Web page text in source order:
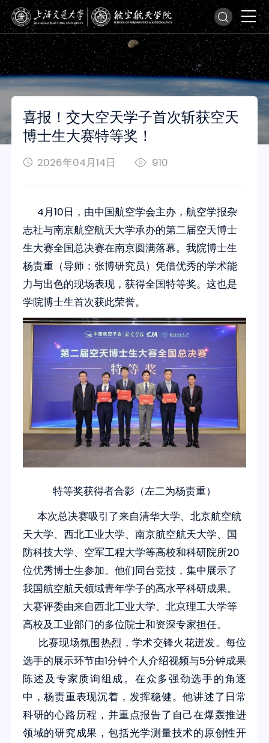
喜报！交大空天学子首次斩获空天
博士生大赛特等奖！
2026年04月14日 910
4月10日，由中国航空学会主办，航空学报杂
志社与南京航空航天大学承办的第二届空天博士
生大赛全国总决赛在南京圆满落幕。 我院博士生
杨责重（导师：张博研究员）凭借优秀的学术能
力与出色的现场表现，获得全国特等奖。 这也是
学院博士生首次获此荣誉。
特等奖获得者合影（左二为杨责重）
本次总决赛吸引了来自清华大学、北京航空航
天大学、西北工业大学、南京航空航天大学、国
防科技大学、空军工程大学等高校和科研院所20
位优秀博士生参加。他们同台竞技，集中展示了
我国航空航天领域青年学子的高水平科研成果。
大赛评委由来自西北工业大学、北京理工大学等
高校及工业部门的多位院士和资深专家担任。
比赛现场氛围热烈，学术交锋火花迸发。每位
选手的展示环节由1分钟个人介绍视频与5分钟成果
陈述及专家质询组成。在众多强劲选手的角逐
中，杨责重表现沉着，发挥稳健。他讲述了日常
科研的心路历程，并重点报告了自己在爆轰推进
领域的研究成果，包括光学测量技术的原创性开